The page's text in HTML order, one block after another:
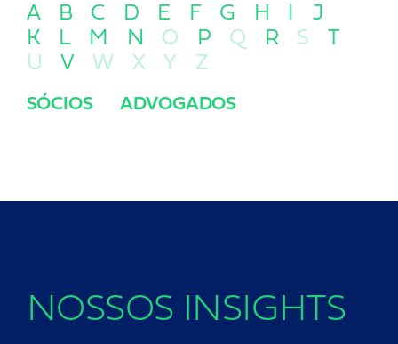
A B C D E F G H I
J
K
L M N O P Q R S
T
U
V W X Y Z
SÓCIOS ADVOGADOS
NOSSOS INSIGHTS